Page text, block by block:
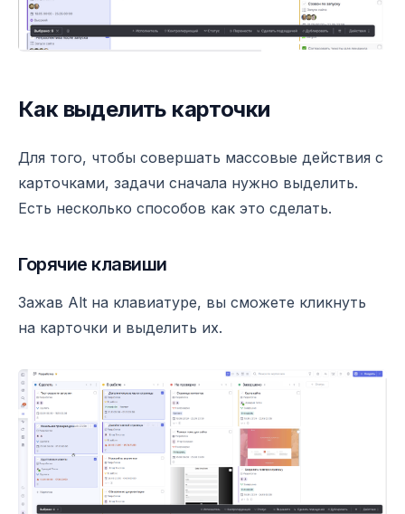
Как выделить карточки
Для того, чтобы совершать массовые действия с
карточками, задачи сначала нужно выделить.
Есть несколько способов как это сделать.
Горячие клавиши
Зажав Alt на клавиатуре, вы сможете кликнуть
на карточки и выделить их.